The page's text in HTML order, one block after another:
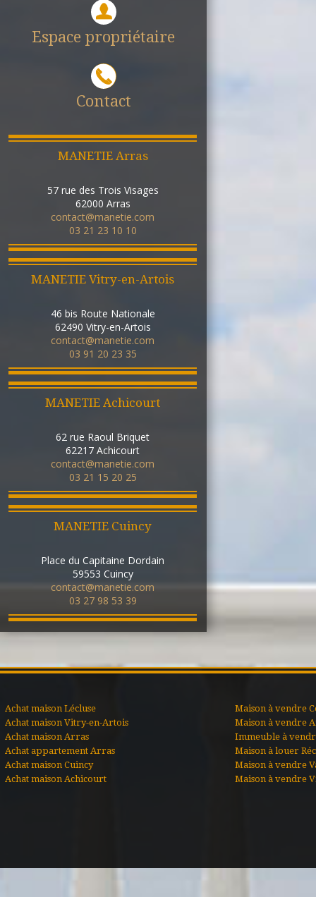
Espace propriétaire
Contact
MANETIE Arras
57 rue des Trois Visages
62000 Arras
contact@manetie.com
03 21 23 10 10
MANETIE Vitry-en-Artois
46 bis Route Nationale
62490 Vitry-en-Artois
contact@manetie.com
03 91 20 23 35
MANETIE Achicourt
62 rue Raoul Briquet
62217 Achicourt
contact@manetie.com
03 21 15 20 25
MANETIE Cuincy
Place du Capitaine Dordain
59553 Cuincy
contact@manetie.com
03 27 98 53 39
Achat maison Lécluse
Achat maison Vitry-en-Artois
Achat maison Arras
Achat appartement Arras
Achat maison Cuincy
Achat maison Achicourt
Maison à vendre
Maison à vendre
Immeuble à
Maison à louer
Maison à vendre
Maison à vendre